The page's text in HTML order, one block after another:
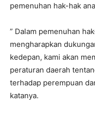
pemenuhan hak-hak
” Dalam pemenuhan
mengharapkan
kedepan, kami akan
peraturan daerah
terhadap perempuan
katanya.